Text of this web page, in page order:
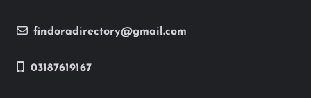
findoradirectory@gmail.com
03187619167